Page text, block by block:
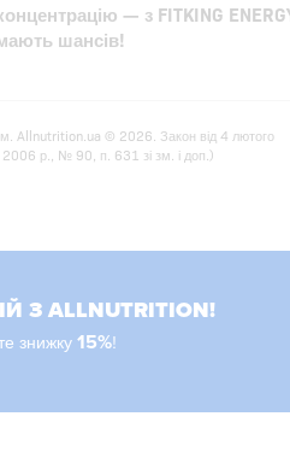
— з FITKING
шансів!
Allnutrition.ua © 2026. Закон від 4 лютого
2006 р., № 90, п. 631 зі зм. і доп.)
З ALLNUTRITION!
знижку 15%!